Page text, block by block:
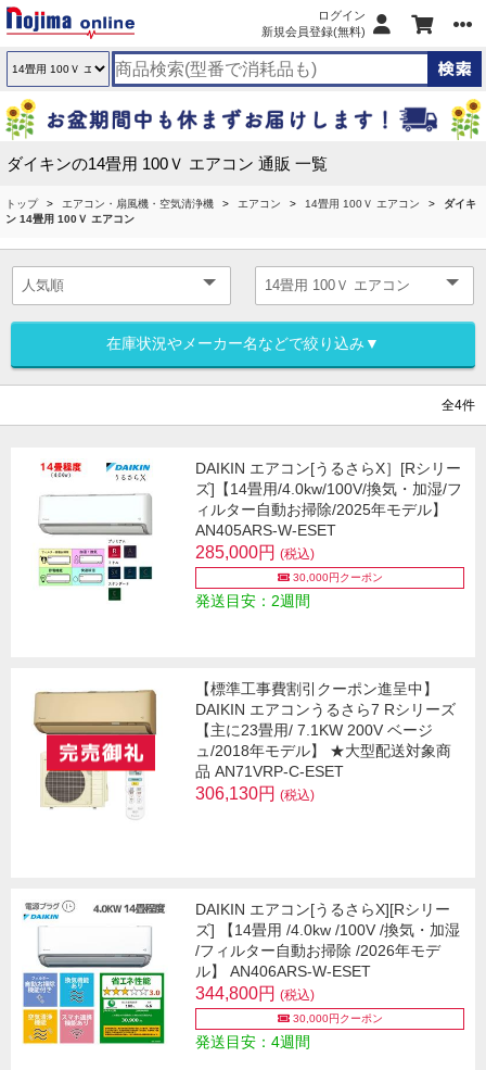
ログイン
新規会員登録(無料)
ダイキンの14畳用 100Ｖ エアコン 通販 一覧
トップ エアコン・扇風機・空気清浄機 エアコン 14畳用 100Ｖ エアコン
ダイキ
ン 14畳用 100Ｖ エアコン
在庫状況やメーカー名などで絞り込み▼
全4件
DAIKIN エアコン[うるさらX］[Rシリー
ズ]【14畳用/4.0kw/100V/換気・加湿/フ
ィルター自動お掃除/2025年モデル】
AN405ARS-W-ESET
285,000円 (税込)
30,000円クーポン
発送目安：2週間
【標準工事費割引クーポン進呈中】
DAIKIN エアコンうるさら7 Rシリーズ
【主に23畳用/ 7.1KW 200V ベージ
ュ/2018年モデル】 ★大型配送対象商
品 AN71VRP-C-ESET
306,130円 (税込)
DAIKIN エアコン[うるさらX][Rシリー
ズ] 【14畳用 /4.0kw /100V /換気・加湿
/フィルター自動お掃除 /2026年モデ
ル】 AN406ARS-W-ESET
344,800円 (税込)
30,000円クーポン
発送目安：4週間